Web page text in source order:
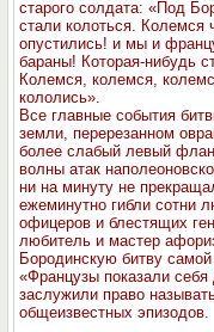
старого солдата: «Под
стали колоться.
опустились! и мы и
бараны! Которая-нибудь
Колемся, колемся,
кололись».
Все главные события
земли, перерезанном
более слабый левый
волны атак
ни на минуту не
ежеминутно гибли сотни
офицеров и блестящих
любитель и мастер
Бородинскую битву
«Французы показали
заслужили право
общеизвестных эпизодов.